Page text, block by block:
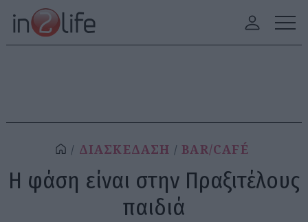
ΔΙΑΣΚΕΔΑΣΗ BAR/CAFÉ
Η φάση είναι στην Πραξιτέλους
παιδιά